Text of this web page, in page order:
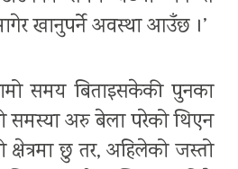
खानुपर्ने अवस्था आउँछ ।’
समय बिताइसकेकी पुनका
समस्या अरु बेला परेको थिएन
क्षेत्रमा छु तर, अहिलेको जस्तो